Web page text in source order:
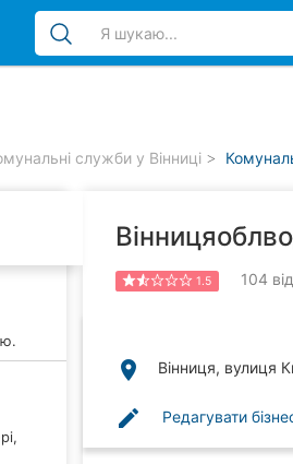
служби у Вінниці
1.5 104
place Вінниця, вулиця
edit Редагувати